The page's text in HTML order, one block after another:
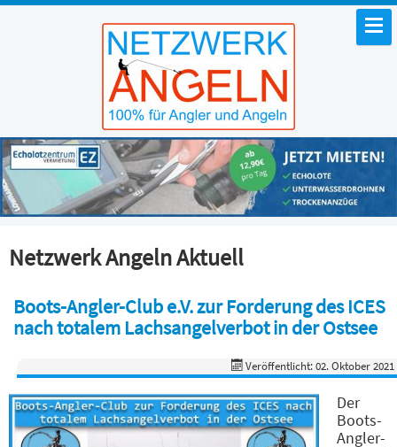
Netzwerk Angeln Aktuell
Boots-Angler-Club e.V. zur Forderung des ICES
nach totalem Lachsangelverbot in der Ostsee
Veröffentlicht: 02. Oktober 2021
Der
Boots-
Angler-